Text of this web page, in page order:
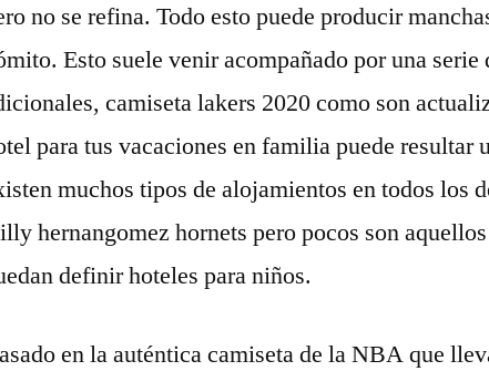
no se refina. Todo esto puede producir
Esto suele venir acompañado por una serie
camiseta lakers 2020 como son
para tus vacaciones en familia puede resultar
muchos tipos de alojamientos en todos los
hernangomez hornets pero pocos son
definir hoteles para niños.
en la auténtica camiseta de la NBA que